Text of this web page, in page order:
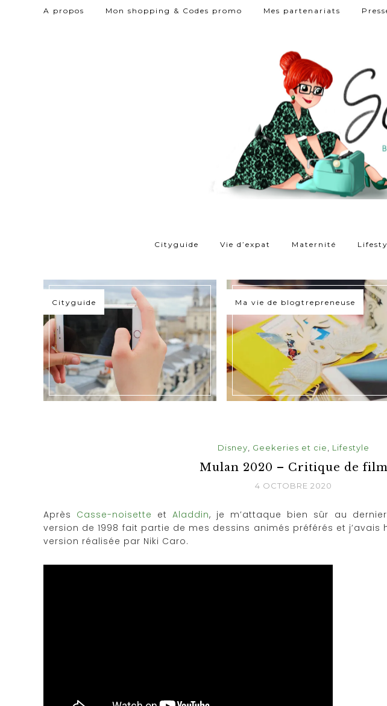
A propos Mon shopping & Codes promo Mes partenariats
Cityguide Vie d’expat Maternité
Cityguide Ma vie de blogtrepreneuse
Disney Geekeries et cie Lifestyle
Mulan 2020 – Critique de film
4 OCTOBRE 2020
Après Casse-noisette etAladdin, je m’attaque bien sûr au
version de 1998 fait partie de mes dessins animés préférés et
version réalisée par Niki Caro.